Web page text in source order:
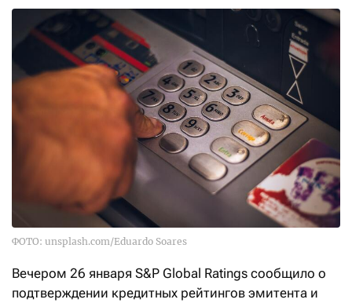
ФОТО: unsplash.com/Eduardo Soares
Вечером 26 января S&P Global Ratings сообщило о
подтверждении кредитных рейтингов эмитента и